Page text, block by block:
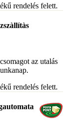
rendelés felett.
az utalás
rendelés felett.